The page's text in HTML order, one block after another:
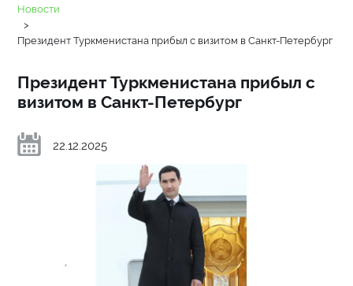
Новости
>
Президент Туркменистана прибыл с визитом в Санкт-Петербург
Президент Туркменистана прибыл с
визитом в Санкт-Петербург
22.12.2025